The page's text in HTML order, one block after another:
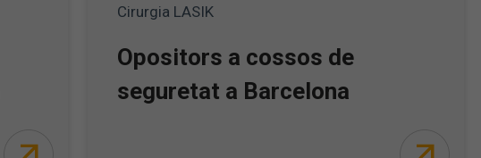
Cirurgia LASIK
Opositors a cossos de
seguretat a Barcelona